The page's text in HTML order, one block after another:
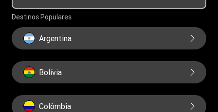
Governança
Relatorios
Destinos Populares
Argentina
Bolívia
Colômbia